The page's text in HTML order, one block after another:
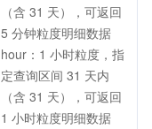
（含 31 天），可返回
5 分钟粒度明细数据
hour：1 小时粒度，指
定查询区间 31 天内
（含 31 天），可返回
1 小时粒度明细数据